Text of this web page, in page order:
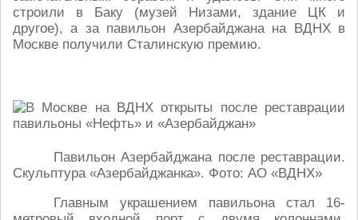
строили в Баку (музей Низами, здание ЦК и
другое), а за павильон Азербайджана на ВДНХ в
Москве получили Сталинскую премию.
Павильон Азербайджана после реставрации.
Скульптура «Азербайджанка». Фото: АО «ВДНХ»
Главным украшением павильона стал 16-